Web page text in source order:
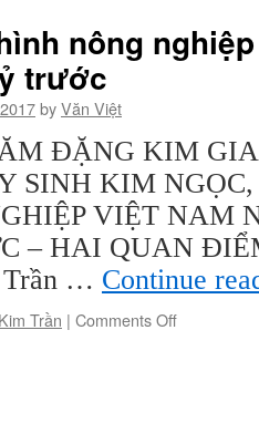
nông
trước
byVăn Việt
ĐẶNG KIM
SINH KIM
VIỆT NAM
– HAI QUAN
Trần … Continue
Kim Trần | Comments Offon